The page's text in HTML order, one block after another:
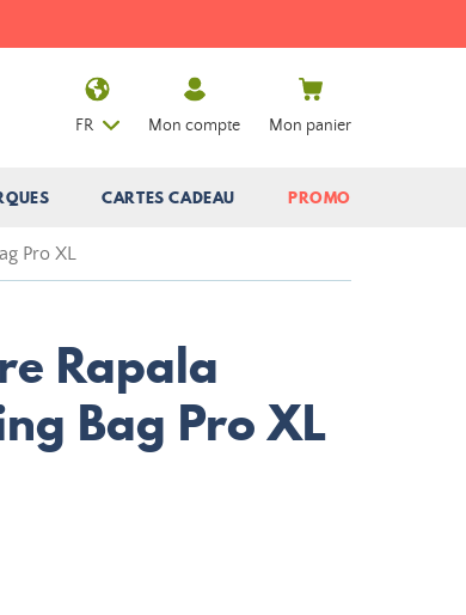
CARTES CADEAU PROMO
FR Mon compte Mon panier
Pro XL
Rapala
Bag Pro XL